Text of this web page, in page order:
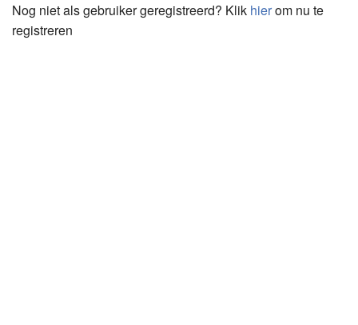
Nog niet als gebruiker geregistreerd? Klik hierom nu te
registreren